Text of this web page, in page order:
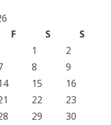
F S
S
1
2
8
9
15
16
22
23
29 30